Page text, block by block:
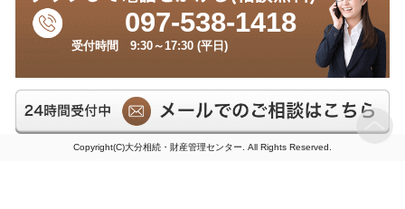
097-538-1418
受付時間 9:30～17:30 (平日)
Copyright(C)大分相続・財産管理センター. All Rights Reserved.